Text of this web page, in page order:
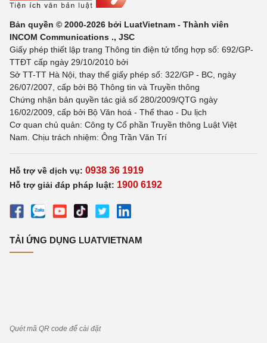
Bản quyền © 2000-2026 bởi LuatVietnam - Thành viên
INCOM Communications ., JSC
Giấy phép thiết lập trang Thông tin điện tử tổng hợp số: 692/GP-
TTĐT cấp ngày 29/10/2010 bởi
Sở TT-TT Hà Nội, thay thế giấy phép số: 322/GP - BC, ngày
26/07/2007, cấp bởi Bộ Thông tin và Truyền thông
Chứng nhận bản quyền tác giả số 280/2009/QTG ngày
16/02/2009, cấp bởi Bộ Văn hoá - Thể thao - Du lịch
Cơ quan chủ quản: Công ty Cổ phần Truyền thông Luật Việt
Nam. Chịu trách nhiệm: Ông Trần Văn Trí
Hỗ trợ về dịch vụ: 0938 36 1919
Hỗ trợ giải đáp pháp luật: 1900 6192
TẢI ỨNG DỤNG LUATVIETNAM
Quét mã QR code để cài đặt